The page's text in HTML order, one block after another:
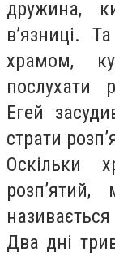
дружина,
в’язниці.
храмом,
послухати
Егей
страти
Оскільки
Два дні